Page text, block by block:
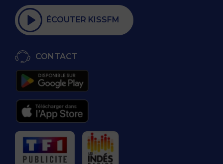
ÉCOUTER KISSFM
CONTACT